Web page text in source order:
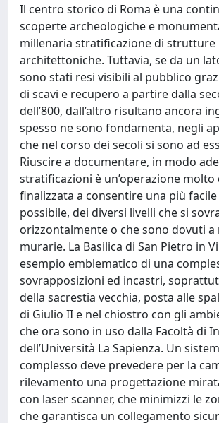
Il centro storico di Roma è una
scoperte archeologiche e
millenaria stratificazione di strutture
architettoniche. Tuttavia, se da un
sono stati resi visibili al pubblico
di scavi e recupero a partire dalla
dell’800, dall’altro risultano ancora
spesso ne sono fondamenta, negli
che nel corso dei secoli si sono ad
Riuscire a documentare, in modo
stratificazioni è un’operazione molto
finalizzata a consentire una più
possibile, dei diversi livelli che si
orizzontalmente o che sono dovuti
murarie. La Basilica di San Pietro in
esempio emblematico di una
sovrapposizioni ed incastri,
della sacrestia vecchia, posta alle
di Giulio II e nel chiostro con gli
che ora sono in uso dalla Facoltà di
dell’Università La Sapienza. Un
complesso deve prevedere per la
rilevamento una progettazione
con laser scanner, che minimizzi le
che garantisca un collegamento